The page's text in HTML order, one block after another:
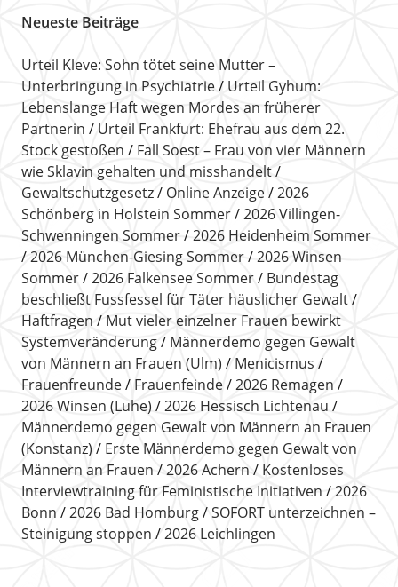
Neueste Beiträge
Urteil Kleve: Sohn tötet seine Mutter –
Unterbringung in Psychiatrie
Urteil Gyhum:
Lebenslange Haft wegen Mordes an früherer
Partnerin
Urteil Frankfurt: Ehefrau aus dem 22.
Stock gestoßen
Fall Soest – Frau von vier Männern
wie Sklavin gehalten und misshandelt
Gewaltschutzgesetz
Online Anzeige
2026
Schönberg in Holstein Sommer
2026 Villingen-
Schwenningen Sommer
2026 Heidenheim Sommer
2026 München-Giesing Sommer
2026 Winsen
Sommer
2026 Falkensee Sommer
Bundestag
beschließt Fussfessel für Täter häuslicher Gewalt
Haftfragen
Mut vieler einzelner Frauen bewirkt
Systemveränderung
Männerdemo gegen Gewalt
von Männern an Frauen (Ulm)
Menicismus
Frauenfreunde
Frauenfeinde
2026 Remagen
2026 Winsen (Luhe)
2026 Hessisch Lichtenau
Männerdemo gegen Gewalt von Männern an Frauen
(Konstanz)
Erste Männerdemo gegen Gewalt von
Männern an Frauen
2026 Achern
Kostenloses
Interviewtraining für Feministische Initiativen
2026
Bonn
2026 Bad Homburg
SOFORT unterzeichnen –
Steinigung stoppen
2026 Leichlingen